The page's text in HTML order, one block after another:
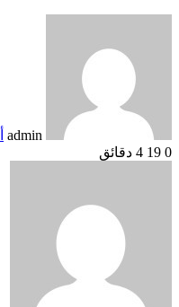
admin
0
4 دقائق